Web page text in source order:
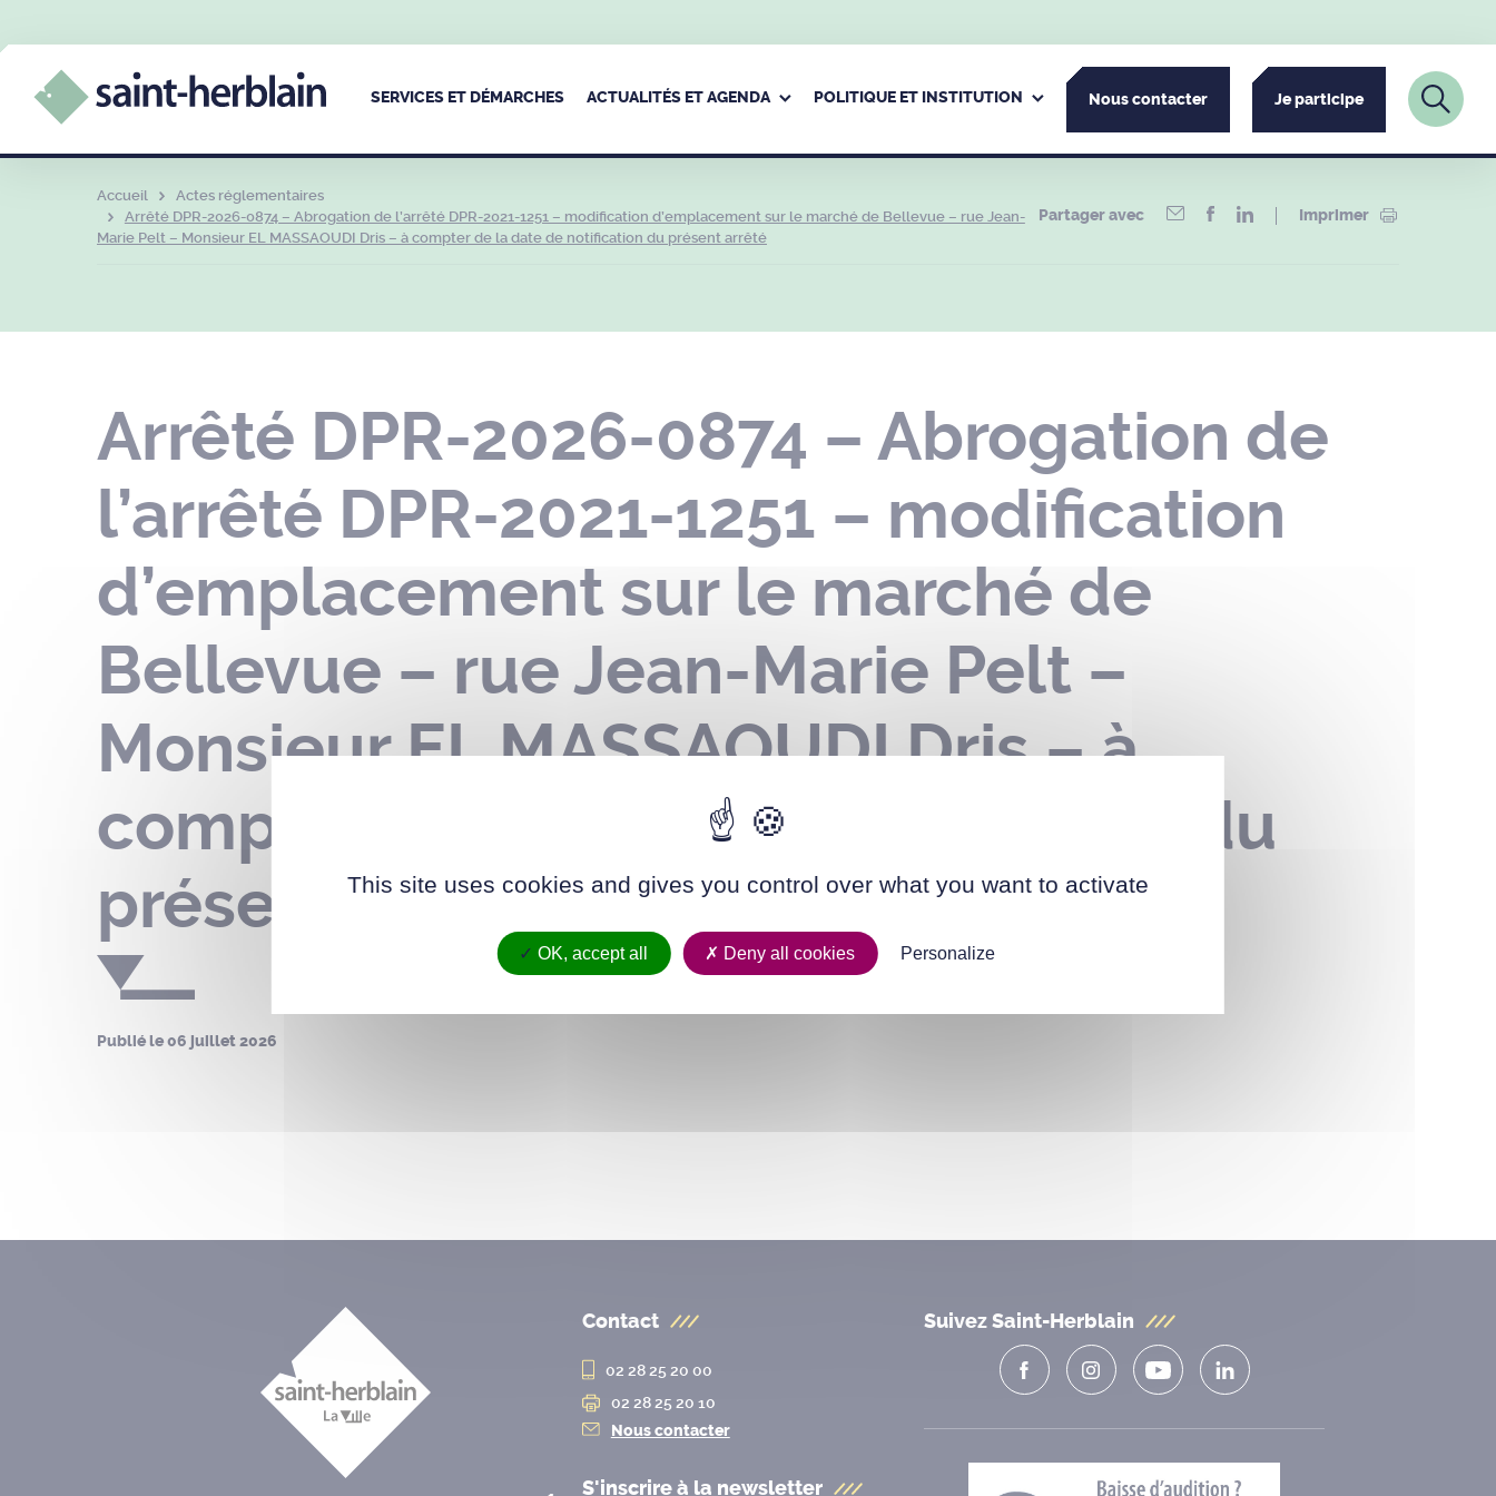
SERVICES ET DÉMARCHES ACTUALITÉS ET AGENDA POLITIQUE ET INSTITUTION Nous contacter Je participe
Accueil
Actes réglementaires
Arrêté DPR-2026-0874 – Abrogation de l’arrêté DPR-2021-1251 – modification d’emplacement sur le marché de Bellevue – rue Jean-
Marie Pelt – Monsieur EL MASSAOUDI Dris – à compter de la date de notification du présent arrêté
Partager avec Imprimer
Arrêté DPR-2026-0874 – Abrogation de
l’arrêté DPR-2021-1251 – modification
d’emplacement sur le marché de
Bellevue – rue Jean-Marie Pelt –
Monsieur EL MASSAOUDI Dris – à
compter de la date de notification du
présent arrêté
Publié le06 juillet 2026
Contact
02 28 25 20 00
02 28 25 20 10
Nous contacter
S'inscrire à la newsletter
Suivez Saint-Herblain
This site uses cookies and gives you control over what you want to activate
OK, accept all Deny all cookies Personalize